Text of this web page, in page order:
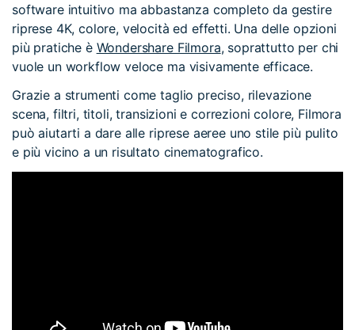
software intuitivo ma abbastanza completo da gestire
riprese 4K, colore, velocità ed effetti. Una delle opzioni
più pratiche è Wondershare Filmora, soprattutto per chi
vuole un workflow veloce ma visivamente efficace.
Grazie a strumenti come taglio preciso, rilevazione
scena, filtri, titoli, transizioni e correzioni colore, Filmora
può aiutarti a dare alle riprese aeree uno stile più pulito
e più vicino a un risultato cinematografico.